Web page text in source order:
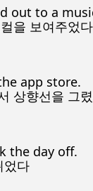
out to a
을 보여주었다
app store.
상향선을 그
the day off.
었다